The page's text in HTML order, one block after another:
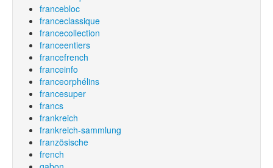
francebloc
franceclassique
francecollection
franceentiers
francefrench
franceinfo
franceorphélins
francesuper
francs
frankreich
frankreich-sammlung
französische
french